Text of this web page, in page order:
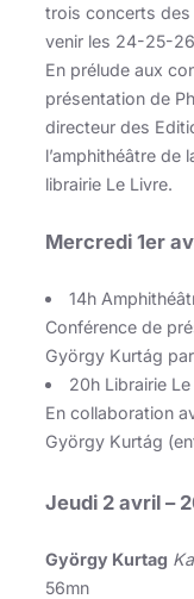
trois concerts
venir les 24-25-
En prélude aux
présentation de
directeur des
l’amphithéâtre de
librairie Le Livre.
Mercredi 1er
14h
Conférence de
György Kurtág
20h Librairie
En collaboration
György Kurtág
Jeudi 2 avril –
György Kurtag
56mn